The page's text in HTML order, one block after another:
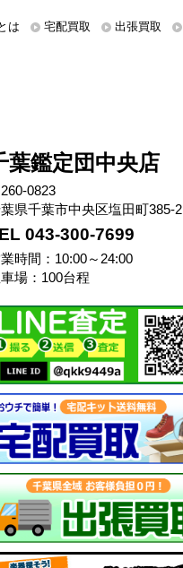
は 宅配買取 出張買取
葉鑑定団中央店
0823
県千葉市中央区塩田町385-2
043-300-7699
時間：10:00～24:00
場：100台程